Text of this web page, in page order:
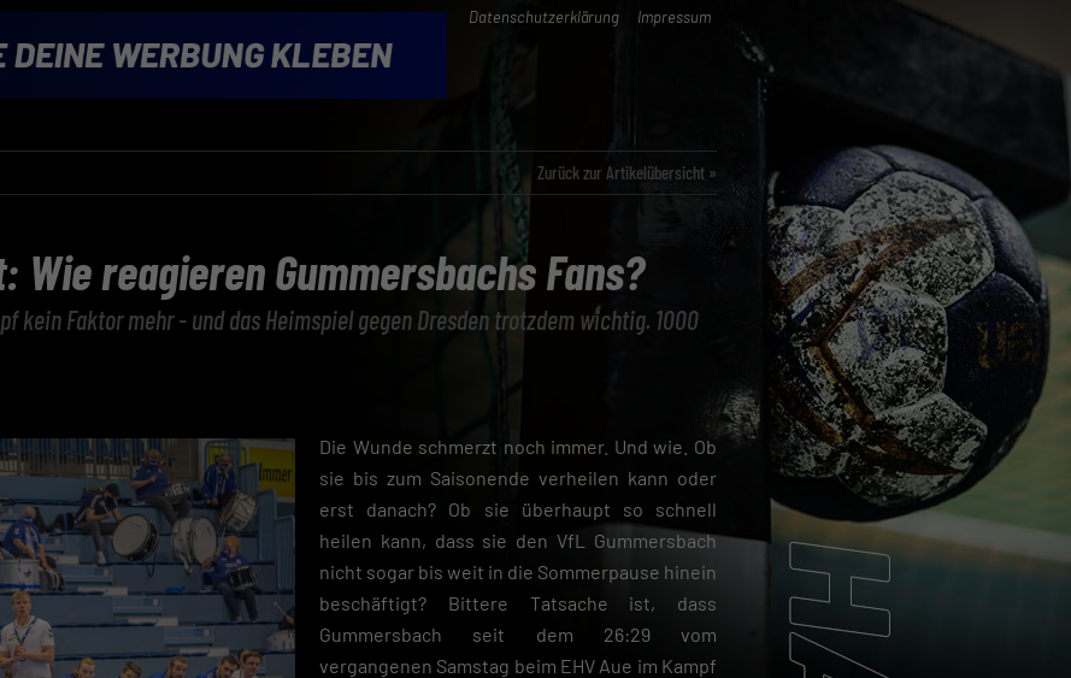
Datenschutzerklärung Impressum
Zurück zur Artikelübersicht »
Wie reagieren Gummersbachs Fans?
kein Faktor mehr - und das Heimspiel gegen Dresden trotzdem wichtig. 1000
Die Wunde schmerzt noch immer. Und wie. Ob
sie bis zum Saisonende verheilen kann oder
erst danach? Ob sie überhaupt so schnell
heilen kann, dass sie den VfL Gummersbach
nicht sogar bis weit in die Sommerpause hinein
beschäftigt? Bittere Tatsache ist, dass
Gummersbach seit dem 26:29 vom
vergangenen Samstag beim EHV Aue im Kampf